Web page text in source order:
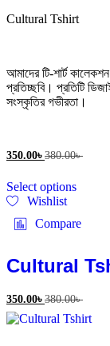
be
page
Cultural Tshirt
আমাদের টি-শার্ট
প্রতিচ্ছবি। প্রতিটি
সংস্কৃতির গভীরতা।
350.00৳ 380.00৳
Select optionsproduct
may
chosen
on
Wishlist
Compare
Cultural
350.00৳ 380.00৳